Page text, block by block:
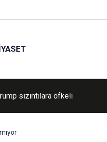
anlaşmasını bugün